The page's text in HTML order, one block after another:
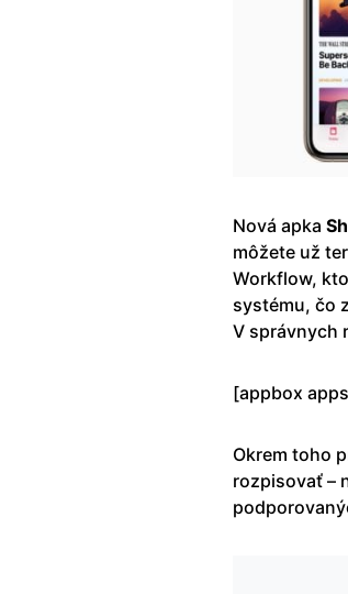
Nová apka
môžete už
Workflow,
systému, čo
V správnych
[appbox
Okrem toho
rozpisovať –